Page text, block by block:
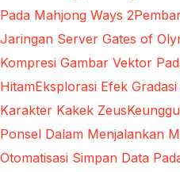
Pada Mahjong Ways 2
Jaringan Server Gates of
Kompresi Gambar Vektor
HitamEksplorasi Efek
Karakter Kakek Zeus
Ponsel Dalam Menjalankan
Otomatisasi Simpan Data